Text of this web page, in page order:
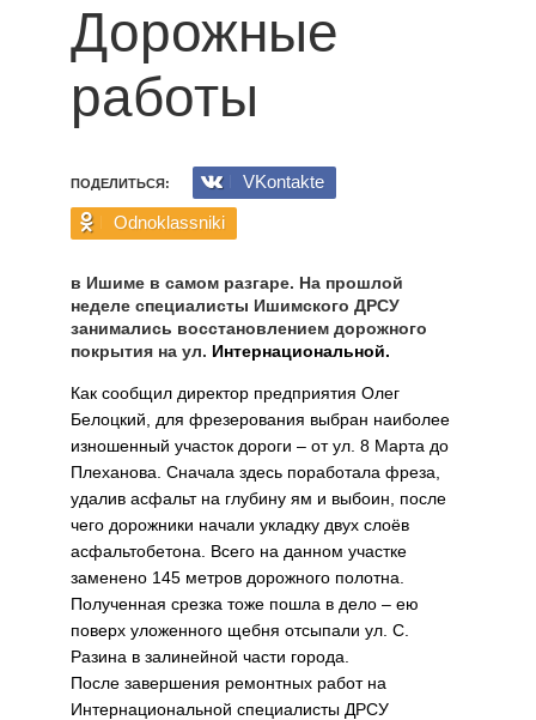
Дорожные
работы
ПОДЕЛИТЬСЯ:
VKontakte
Odnoklassniki
в Ишиме в самом разгаре. На прошлой
неделе специалисты Ишимского ДРСУ
занимались восстановлением дорожного
покрытия на ул. Интернациональной.
Как сообщил директор предприятия Олег
Белоцкий, для фрезерования выбран наиболее
изношенный участок дороги – от ул. 8 Марта до
Плеханова. Сначала здесь поработала фреза,
удалив асфальт на глубину ям и выбоин, после
чего дорожники начали укладку двух слоёв
асфальтобетона. Всего на данном участке
заменено 145 метров дорожного полотна.
Полученная срезка тоже пошла в дело – ею
поверх уложенного щебня отсыпали ул. С.
Разина в залинейной части города.
После завершения ремонтных работ на
Интернациональной специалисты ДРСУ